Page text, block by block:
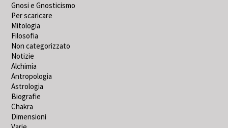
Gnosi e Gnosticismo
Per scaricare
Mitologia
Filosofia
Non categorizzato
Notizie
Alchimia
Antropologia
Astrologia
Biografie
Chakra
Dimensioni